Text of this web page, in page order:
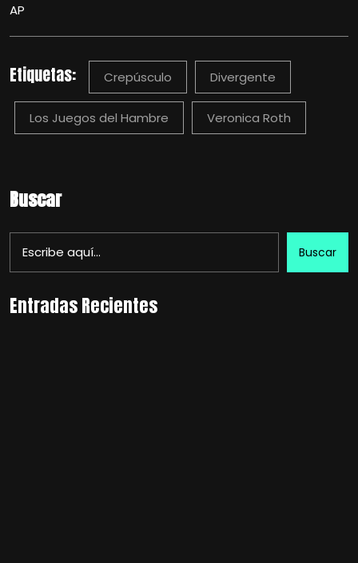
AP
Etiquetas: Crepúsculo Divergente
Los Juegos del Hambre Veronica Roth
Buscar
Buscar
Entradas Recientes